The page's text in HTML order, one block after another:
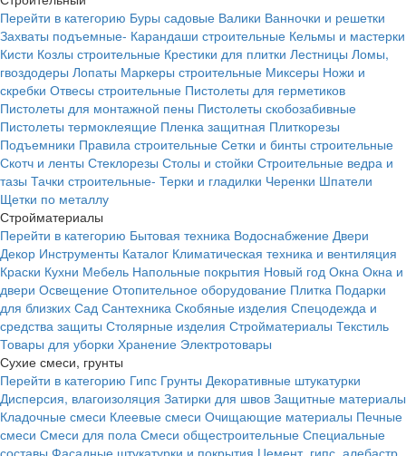
Перейти в категорию Буры садовые Валики Ванночки и решетки
Захваты подъемные- Карандаши строительные Кельмы и мастерки
Кисти Козлы строительные Крестики для плитки Лестницы Ломы,
гвоздодеры Лопаты Маркеры строительные Миксеры Ножи и
скребки Отвесы строительные Пистолеты для герметиков
Пистолеты для монтажной пены Пистолеты скобозабивные
Пистолеты термоклеящие Пленка защитная Плиткорезы
Подъемники Правила строительные Сетки и бинты строительные
Скотч и ленты Стеклорезы Столы и стойки Строительные ведра и
тазы Тачки строительные- Терки и гладилки Черенки Шпатели
Щетки по металлу
Стройматериалы
Перейти в категорию Бытовая техника Водоснабжение Двери
Декор Инструменты Каталог Климатическая техника и вентиляция
Краски Кухни Мебель Напольные покрытия Новый год Окна Окна и
двери Освещение Отопительное оборудование Плитка Подарки
для близких Сад Сантехника Скобяные изделия Спецодежда и
средства защиты Столярные изделия Стройматериалы Текстиль
Товары для уборки Хранение Электротовары
Сухие смеси, грунты
Перейти в категорию Гипс Грунты Декоративные штукатурки
Дисперсия, влагоизоляция Затирки для швов Защитные материалы
Кладочные смеси Клеевые смеси Очищающие материалы Печные
смеси Смеси для пола Смеси общестроительные Специальные
составы Фасадные штукатурки и покрытия Цемент, гипс, алебастр